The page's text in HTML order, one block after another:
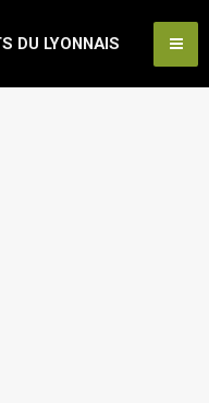
DU LYONNAIS